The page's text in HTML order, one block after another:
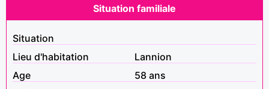
Situation familiale
Situation
Lieu d'habitation
Lannion
Age
58 ans